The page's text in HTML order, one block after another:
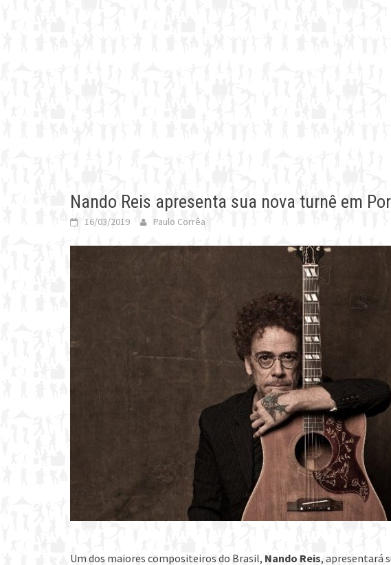
Nando Reis apresenta sua nova turnê em
16/03/2019 Paulo Corrêa
Um dos maiores compositeiros do Brasil, Nando Reis, apresentará